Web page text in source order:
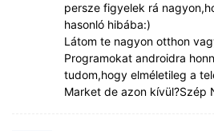
persze figyelek rá
hasonló hibába:)
Látom te nagyon otthon
Programokat androidra
tudom,hogy elméletileg a
Market de azon kívül?Szép